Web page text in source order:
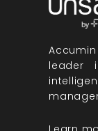
Accumin
leader